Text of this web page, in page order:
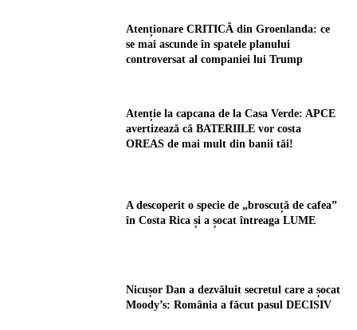
Atenționare CRITICĂ din Groenlanda: ce
se mai ascunde în spatele planului
controversat al companiei lui Trump
Atenție la capcana de la Casa Verde: APCE
avertizează că BATERIILE vor costa
OREAS de mai mult din banii tăi!
A descoperit o specie de „broscuță de cafea”
în Costa Rica și a șocat întreaga LUME
Nicușor Dan a dezvăluit secretul care a șocat
Moody’s: România a făcut pasul DECISIV